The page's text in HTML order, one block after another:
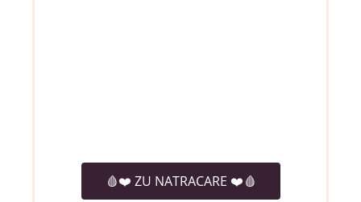
🩸❤️️ ZU NATRACARE ❤️🩸